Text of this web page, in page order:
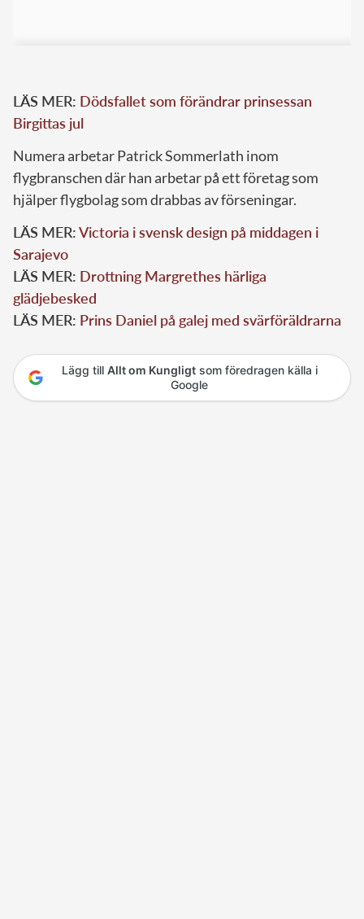
LÄS MER: Dödsfallet som förändrar prinsessan
Birgittas jul
Numera arbetar Patrick Sommerlath inom
flygbranschen där han arbetar på ett företag som
hjälper flygbolag som drabbas av förseningar.
LÄS MER:Victoria i svensk design på middagen i
Sarajevo
LÄS MER: Drottning Margrethes härliga
glädjebesked
LÄS MER: Prins Daniel på galej med svärföräldrarna
Lägg till Allt om Kungligtsom föredragen källa i
Google